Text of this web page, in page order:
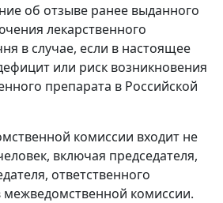
об отзыве ранее выданного
лекарственного
в случае, если в настоящее
или риск возникновения
препарата в Российской
комиссии входит не
включая председателя,
ответственного
межведомственной комиссии.